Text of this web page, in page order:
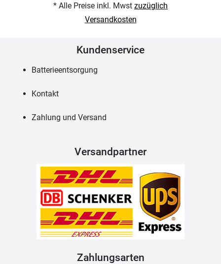
* Alle Preise inkl. Mwst zuzüglich
Versandkosten
Kundenservice
Batterieentsorgung
Kontakt
Zahlung und Versand
Versandpartner
Zahlungsarten